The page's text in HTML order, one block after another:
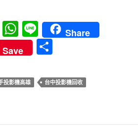
p
價格！台中、台南、高雄二手投影機
T
W
h
at
s
A
p
Li
n
e
Share
Save
投影機高雄
台中投影機回收